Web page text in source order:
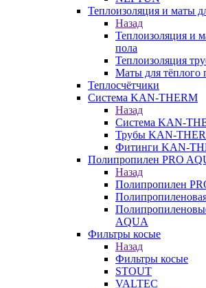
Теплоизоляция и маты
Назад
Теплоизоляция и
пола
Теплоизоляция
Маты для тёплого
Теплосчётчики
Система KAN-THERM
Назад
Система KAN-
Трубы KAN-
Фитинги KAN-
Полипропилен PRO
Назад
Полипропилен
AQUA
Фильтры косые
Назад
Фильтры косые
STOUT
VALTEC